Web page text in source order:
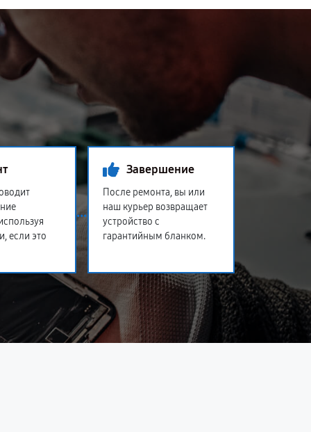
если это
Завершение
После ремонта, вы или
наш курьер возвращает
устройство с
гарантийным бланком.